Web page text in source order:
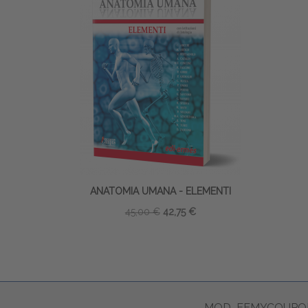
ANATOMIA UMANA - ELEMENTI
45,00 € 42,75 €